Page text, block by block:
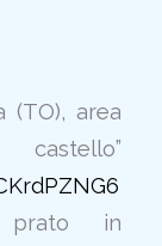
(TO), area
prato in